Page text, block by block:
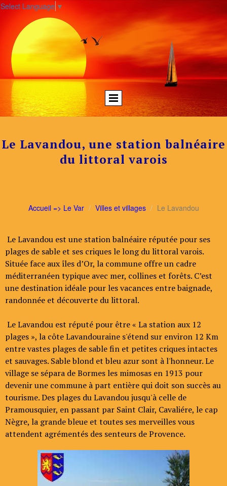
Select Language ▼
Le Lavandou, une station balnéaire
du littoral varois
Accueil => Le Var Villes et villages Le Lavandou
Le Lavandou est une station balnéaire réputée pour ses
plages de sable et ses criques le long du littoral varois.
Située face aux îles d’Or, la commune offre un cadre
méditerranéen typique avec mer, collines et forêts. C’est
une destination idéale pour les vacances entre baignade,
randonnée et découverte du littoral.
Le Lavandou est réputé pour être « La station aux 12
plages », la côte Lavandouraine s'étend sur environ 12 Km
entre vastes plages de sable fin et petites criques intactes
et sauvages. Sable blond et bleu azur sont à l'honneur. Le
village se sépara de Bormes les mimosas en 1913 pour
devenir une commune à part entière qui doit son succès au
tourisme. Des plages du Lavandou jusqu'à celle de
Pramousquier, en passant par Saint Clair, Cavaliére, le cap
Nègre, la grande bleue et toutes ses merveilles vous
attendent agrémentés des senteurs de Provence.